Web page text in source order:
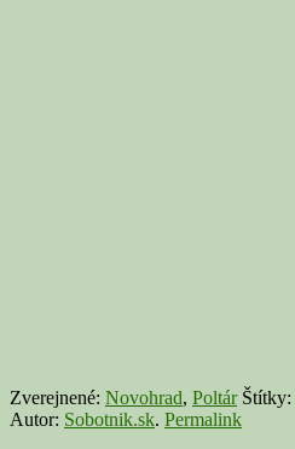
Zverejnené: Novohrad, PoltárŠtítky:
Autor: Sobotnik.sk. Permalink